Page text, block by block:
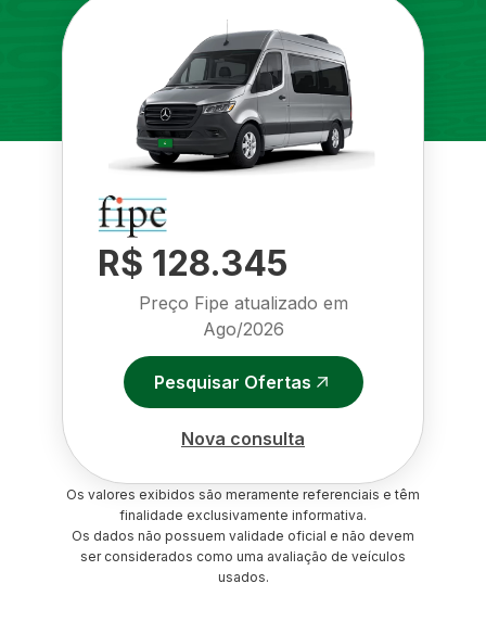
R$ 128.345
Preço Fipe atualizado em
Ago/2026
Pesquisar Ofertas
Nova consulta
Os valores exibidos são meramente referenciais e têm
finalidade exclusivamente informativa.
Os dados não possuem validade oficial e não devem
ser considerados como uma avaliação de veículos
usados.